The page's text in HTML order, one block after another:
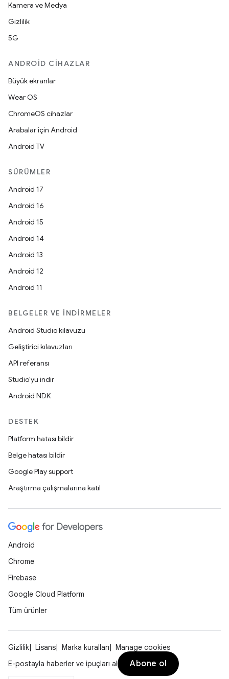
Kamera ve Medya
Gizlilik
5G
ANDROID CIHAZLAR
Büyük ekranlar
Wear OS
ChromeOS cihazlar
Arabalar için Android
Android TV
SÜRÜMLER
Android 17
Android 16
Android 15
Android 14
Android 13
Android 12
Android 11
BELGELER VE İNDIRMELER
Android Studio kılavuzu
Geliştirici kılavuzları
API referansı
Studio'yu indir
Android NDK
DESTEK
Platform hatası bildir
Belge hatası bildir
Google Play support
Araştırma çalışmalarına katıl
Android
Chrome
Firebase
Google Cloud Platform
Tüm ürünler
Gizlilik Lisans Marka kuralları
Manage cookies
E-postayla haberler ve ipuçları al
Abone ol